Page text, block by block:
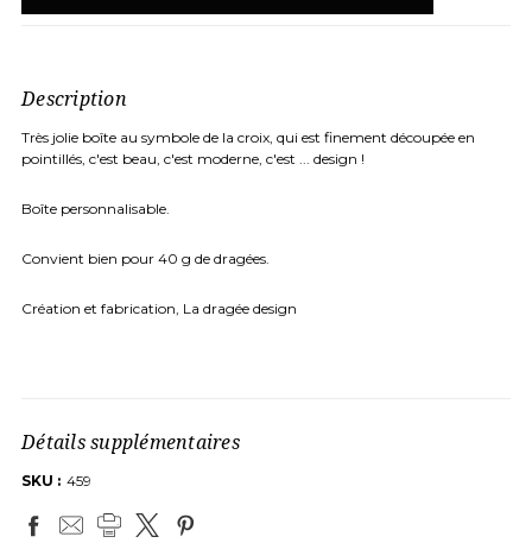
Description
Très jolie boîte au symbole de la croix, qui est finement découpée en
pointillés, c'est beau, c'est moderne, c'est ... design !
Boîte personnalisable.
Convient bien pour 40 g de dragées.
Création et fabrication, La dragée design
Détails supplémentaires
SKU : 459